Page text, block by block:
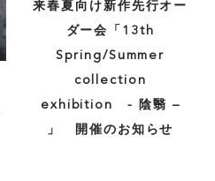
来春夏向け新作先行オー
ダー会「13th
Spring/Summer
collection
exhibition - 陰翳 –
」 開催のお知らせ